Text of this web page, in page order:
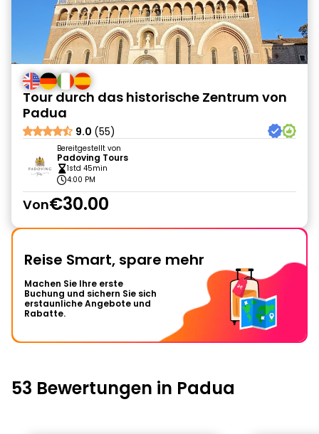
Tour durch das historische Zentrum von
Padua
9.0 (55)
Bereitgestellt von
Padoving Tours
1std 45min
4:00 PM
Von€30.00
Reise Smart, spare mehr
Machen Sie Ihre erste
Buchung und sichern Sie sich
erstaunliche Angebote und
Rabatte.
53 Bewertungen in Padua